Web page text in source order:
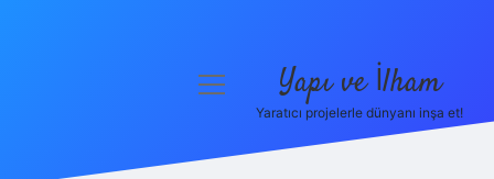
menüyü
Yapı ve İlham
Yaratıcı projelerle dünyanı inşa et!